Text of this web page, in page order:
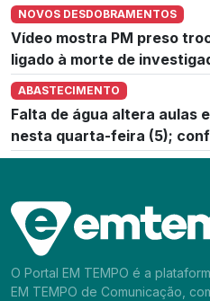
NOVOS DESDOBRAMENTOS
Vídeo mostra PM preso
ligado à morte de
ABASTECIMENTO
Falta de água altera aulas
nesta quarta-feira (5);
O Portal EM TEMPO é a
EM TEMPO de Comunicação,